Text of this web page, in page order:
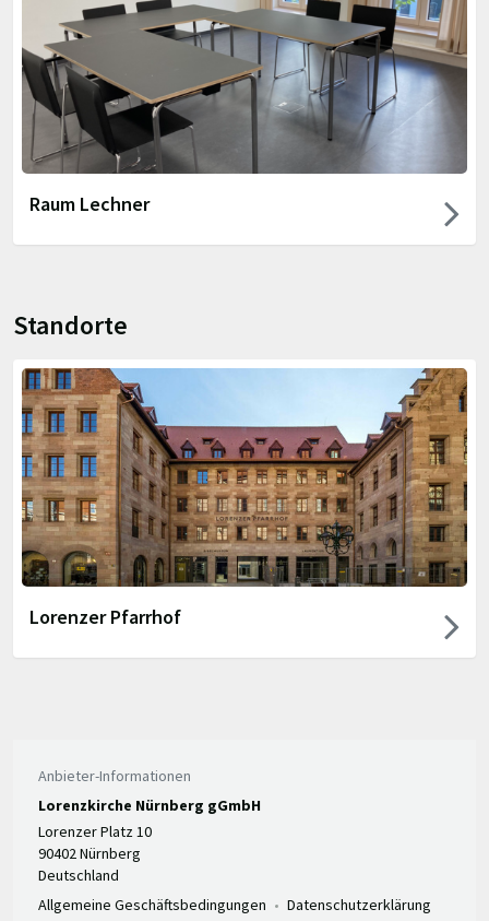
Raum Lechner
Standorte
Lorenzer Pfarrhof
Anbieter-Informationen
Lorenzkirche Nürnberg gGmbH
Lorenzer Platz 10
90402 Nürnberg
Deutschland
Allgemeine Geschäftsbedingungen
Datenschutzerklärung